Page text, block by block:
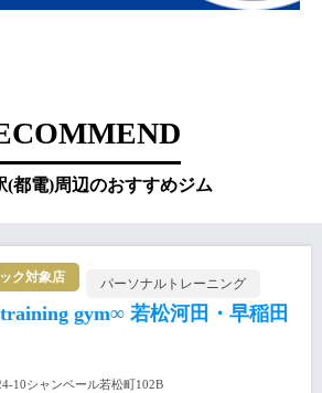
(都電)周辺のおすすめジム
ク対象店 パーソナルトレーニング
gym∞ 若松河田・早稲田
10シャンベール若松町102B